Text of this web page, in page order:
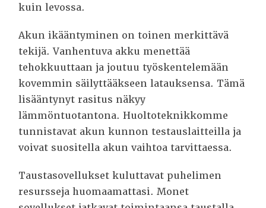
kuin levossa.
Akun ikääntyminen on toinen merkittävä
tekijä. Vanhentuva akku menettää
tehokkuuttaan ja joutuu työskentelemään
kovemmin säilyttääkseen latauksensa. Tämä
lisääntynyt rasitus näkyy
lämmöntuotantona. Huoltoteknikkomme
tunnistavat akun kunnon testauslaitteilla ja
voivat suositella akun vaihtoa tarvittaessa.
Taustasovellukset kuluttavat puhelimen
resursseja huomaamattasi. Monet